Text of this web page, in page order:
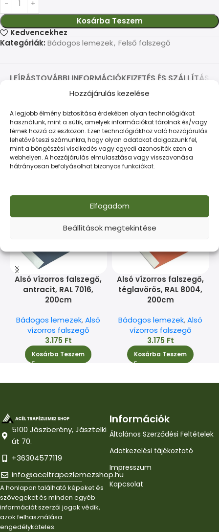
Hozzájárulás kezelése
A legjobb élmény biztosítása érdekében olyan technológiákat
használunk, mint a sütik, amelyek információkat tárolnak és/vagy
férnek hozzá az eszközön. Ezen technológiákhoz való hozzájárulás
lehetővé teszi számunkra, hogy olyan adatokat dolgozzunk fel,
mint a böngészési viselkedés vagy egyedi azonosítók ezen a
webhelyen. A hozzájárulás elmulasztása vagy visszavonása
hátrányosan befolyásolhat bizonyos funkciókat.
Elfogadom
Beállítások megtekintése
Kosárba Teszem
Kedvencekhez
Kategóriák: Bádogos lemezek, Felső falszegő
LEÍRÁSTOVÁBBI INFORMÁCIÓKFIZETÉS ÉS SZÁLLÍTÁS
és gazdaságos megoldás minden munkához.
Kapcsolódó termékek
Alsó vízorros falszegő,
antracit, RAL 7016,
200cm
Bádogos lemezek,Alsó
vízorros falszegő
3.175 Ft
Kosárba Teszem
Alsó vízorros falszegő,
téglavörös, RAL 8004,
200cm
Bádogos lemezek,Alsó
vízorros falszegő
3.175 Ft
Kosárba Teszem
5100 Jászberény, Jásztelki
út 70.
+36304577119
info@aceltrapezlemezshop.hu
A honlapon található képeket és
szövegeket és minden egyéb
információt szerzői jogok védik,
azok felhasználása
engedélyköteles.
Információk
Általános Szerződési Feltételek
Adatkezelési tájékoztató
Impresszum
Kapcsolat